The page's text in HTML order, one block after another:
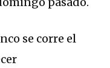
se corre el